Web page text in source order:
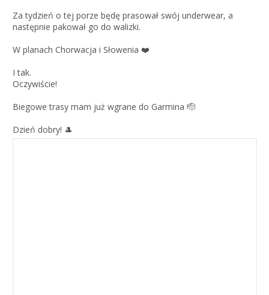
Za tydzień o tej porze będę prasował swój underwear, a
następnie pakował go do walizki.
W planach Chorwacja i Słowenia ❤️
I tak.
Oczywiście!
Biegowe trasy mam już wgrane do Garmina 🫡
Dzień dobry! 🎩